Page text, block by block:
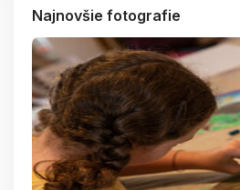
Najnovšie fotografie